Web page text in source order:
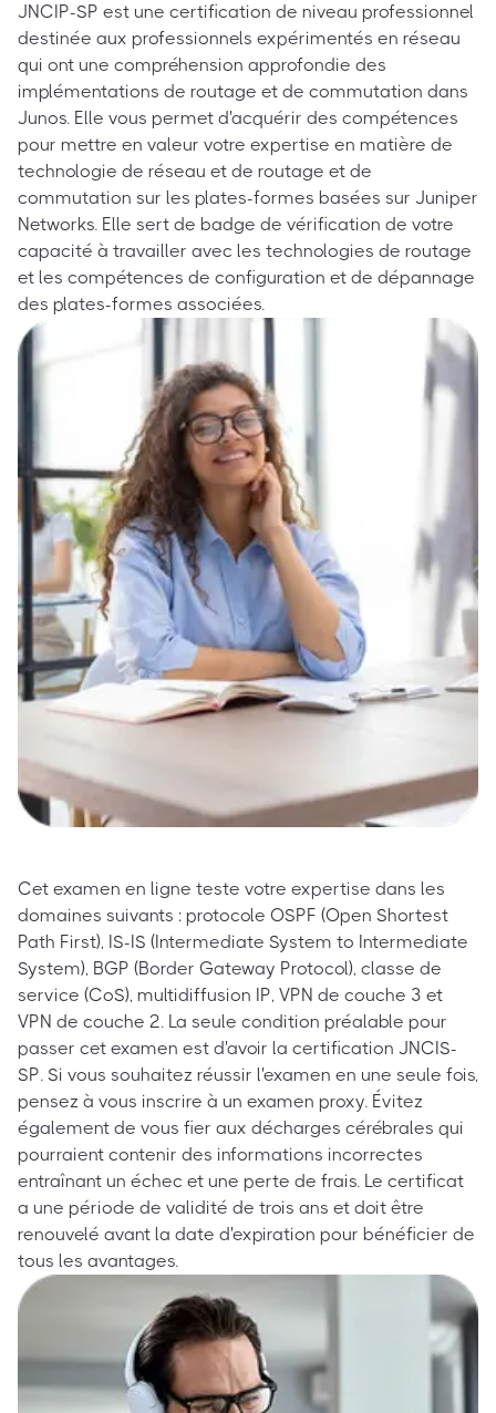
JNCIP-SP est une certification de niveau professionnel
destinée aux professionnels expérimentés en réseau
qui ont une compréhension approfondie des
implémentations de routage et de commutation dans
Junos. Elle vous permet d'acquérir des compétences
pour mettre en valeur votre expertise en matière de
technologie de réseau et de routage et de
commutation sur les plates-formes basées sur Juniper
Networks. Elle sert de badge de vérification de votre
capacité à travailler avec les technologies de routage
et les compétences de configuration et de dépannage
des plates-formes associées.
Cet examen en ligne teste votre expertise dans les
domaines suivants : protocole OSPF (Open Shortest
Path First), IS-IS (Intermediate System to Intermediate
System), BGP (Border Gateway Protocol), classe de
service (CoS), multidiffusion IP, VPN de couche 3 et
VPN de couche 2. La seule condition préalable pour
passer cet examen est d'avoir la certification JNCIS-
SP. Si vous souhaitez réussir l'examen en une seule fois,
pensez à vous inscrire à un examen proxy. Évitez
également de vous fier aux décharges cérébrales qui
pourraient contenir des informations incorrectes
entraînant un échec et une perte de frais. Le certificat
a une période de validité de trois ans et doit être
renouvelé avant la date d'expiration pour bénéficier de
tous les avantages.